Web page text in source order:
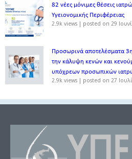
82 νέες μόνιμες θέσεις
Υγειονομικής Περιφέρειας
2.9k views | posted on 29
Προσωρινά αποτελέσματα
την κάλυψη κενών και
υπόχρεων προσωπικών
2.9k views | posted on 27